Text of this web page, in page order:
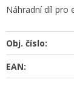
Náhradní díl pro
Obj. číslo:
EAN: